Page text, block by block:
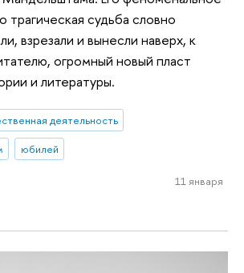
трагическая судьба словно
взрезали и вынесли наверх, к
огромный новый пласт
и литературы.
деятельность
юбилей
11 января